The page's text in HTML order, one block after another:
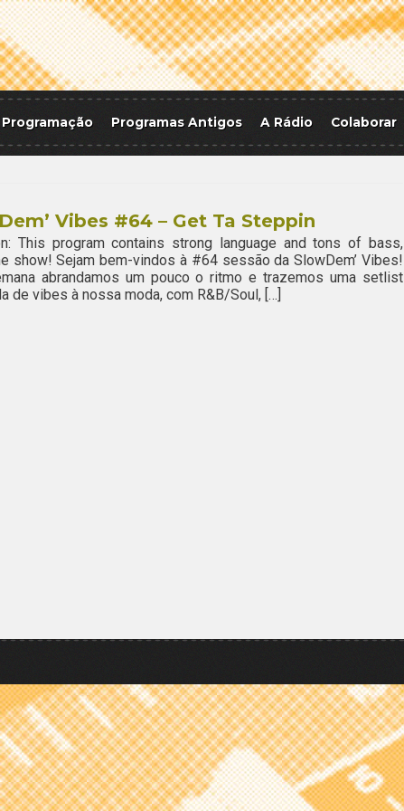
Programação Programas Antigos A Rádio Colaborar
Vibes #64 – Get Ta Steppin
This program contains strong language and tons of bass,
show! Sejam bem-vindos à #64 sessão da SlowDem’ Vibes!
abrandamos um pouco o ritmo e trazemos uma setlist
de vibes à nossa moda, com R&B/Soul, […]